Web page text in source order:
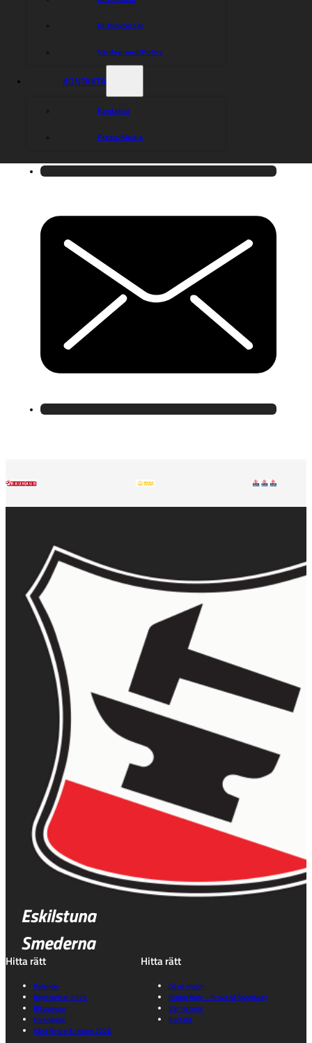
Bli funktionär
Värdegrund/Policy
KONTAKTA
Kontakta
Press/Media
Eskilstuna
Smederna
Hitta rätt
Kalender
Biljettpriser 2026
Bli sponsor
Föreningen
Våra förare & ledare 2026
Hitta rätt
Gå på match
Sladda Runt – Prova på Speedway
Vår historia
Kontakt